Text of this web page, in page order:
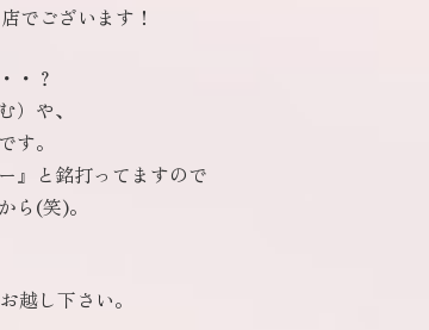
でございます！
・？
や、
す。
』と銘打ってますので
ら(笑)。
越し下さい。